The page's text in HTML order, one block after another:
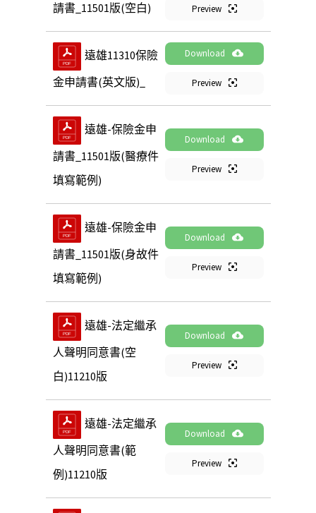
請書_11501版(空白)
Preview
遠雄11310保險
金申請書(英文版)_
Download
Preview
遠雄-保險金申
請書_11501版(醫療件
填寫範例)
Download
Preview
遠雄-保險金申
請書_11501版(身故件
填寫範例)
Download
Preview
遠雄-法定繼承
人聲明同意書(空
白)11210版
Download
Preview
遠雄-法定繼承
人聲明同意書(範
例)11210版
Download
Preview